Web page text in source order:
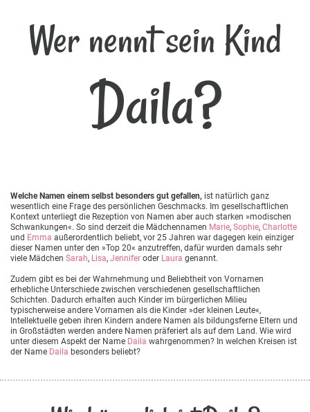
Wer nennt sein Kind
Daila?
Welche Namen einem selbst besonders gut gefallen, ist natürlich ganz
wesentlich eine Frage des persönlichen Geschmacks. Im gesellschaftlichen
Kontext unterliegt die Rezeption von Namen aber auch starken »modischen
Schwankungen«. So sind derzeit die Mädchennamen Marie, Sophie, Charlotte
und Emma außerordentlich beliebt, vor 25 Jahren war dagegen kein einziger
dieser Namen unter den »Top 20« anzutreffen, dafür wurden damals sehr
viele Mädchen Sarah, Lisa, Jennifer oder Laura genannt.
Zudem gibt es bei der Wahrnehmung und Beliebtheit von Vornamen
erhebliche Unterschiede zwischen verschiedenen gesellschaftlichen
Schichten. Dadurch erhalten auch Kinder im bürgerlichen Milieu
typischerweise andere Vornamen als die Kinder »der kleinen Leute«,
Intellektuelle geben ihren Kindern andere Namen als bildungsferne Eltern und
in Großstädten werden andere Namen präferiert als auf dem Land. Wie wird
unter diesem Aspekt der Name Daila wahrgenommen? In welchen Kreisen ist
der Name Daila besonders beliebt?